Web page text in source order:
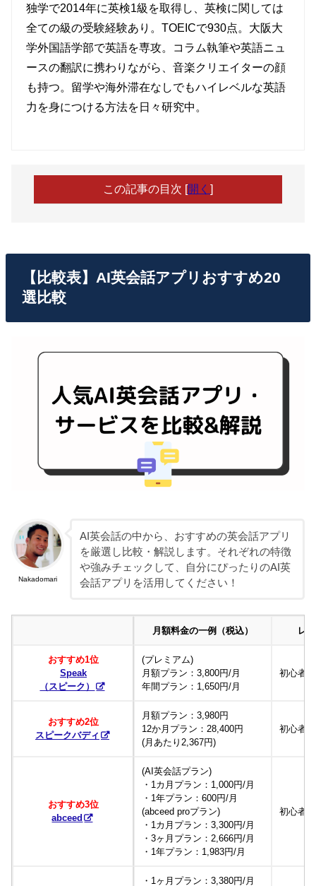
独学で2014年に英検1級を取得し、英検に関しては
全ての級の受験経験あり。TOEICで930点。大阪大
学外国語学部で英語を専攻。コラム執筆や英語ニュ
ースの翻訳に携わりながら、音楽クリエイターの顔
も持つ。留学や海外滞在なしでもハイレベルな英語
力を身につける方法を日々研究中。
この記事の目次 開く
【比較表】AI英会話アプリおすすめ20
選比較
Nakadomari
AI英会話の中から、おすすめの英会話アプリ
を厳選し比較・解説します。それぞれの特徴
や強みチェックして、自分にぴったりのAI英
会話アプリを活用してください！
月額料金の一例（税込） レ
おすすめ1位
Speak
（スピーク）
(プレミアム)
月額プラン：3,800円/月
年間プラン：1,650円/月
初心者
おすすめ2位
スピークバディ
月額プラン：3,980円
12か月プラン：28,400円
(月あたり2,367円)
初心者
おすすめ3位
abceed
(AI英会話プラン)
・1カ月プラン：1,000円/月
・1年プラン：600円/月
(abceed proプラン)
・1カ月プラン：3,300円/月
・3ヶ月プラン：2,666円/月
・1年プラン：1,983円/月
初心者
・1ヶ月プラン：3,380円/月